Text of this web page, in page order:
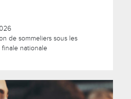
de sommeliers sous les
finale nationale